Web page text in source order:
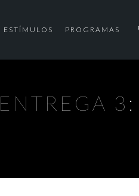
ESTÍMULOS PROGRAMAS
ENTREGA